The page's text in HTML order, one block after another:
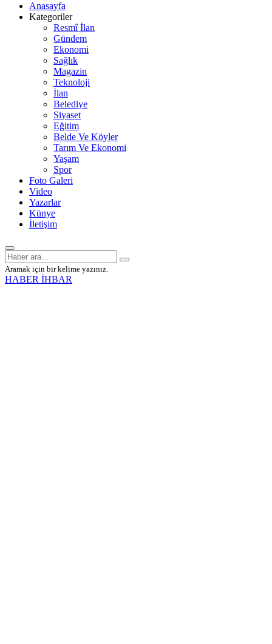
Anasayfa
Kategoriler
Resmî İlan
Gündem
Ekonomi
Sağlık
Magazin
Teknoloji
İlan
Belediye
Siyaset
Eğitim
Belde Ve Köyler
Tarım Ve Ekonomi
Yaşam
Spor
Foto Galeri
Video
Yazarlar
Künye
İletişim
Aramak için bir kelime yazınız.
HABER İHBAR